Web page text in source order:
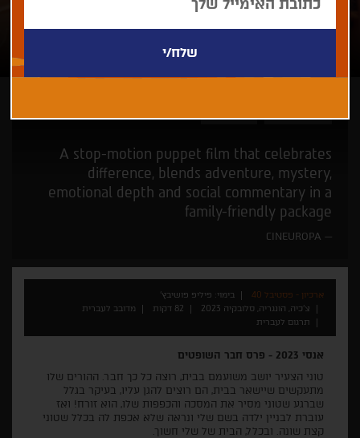
A stop-motion puppet film that celebrates
difference, blends adventure, mystery,
emotional depth and social commentary in a
family-friendly package
CINEUROPA
ארכיון - פסטיבל 40
בימוי: פיליפ פושיבץ'
צ'כיה, הונגריה, סלובקיה 2023
82 דקות
מדובב לעברית
תרגום לעברית
אנסי 2023 - פרס חבר השופטים
טוני הצעיר יושב משועמם בבית, רוצה כל כך חבר. ההורים שלו
מתעקשים שיישאר בבית, הם רוצים להגן עליו, בעיקר בגלל
שברגע שטוני מסיר את המסכה והכפפות שלו, הוא זורח! ואז
עוברת לבניין ילדה בשם שלי ונראה שלא אכפת לה בכלל שטוני
קצת שונה. ובכלל, הבית של שלי חשוך.